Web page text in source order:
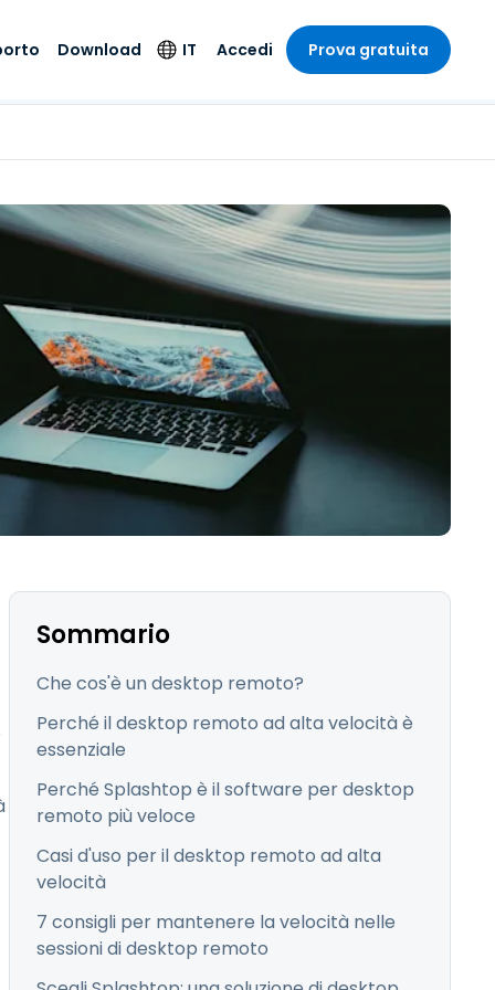
con
Antivirus
Rilevamento degli
endpoint e risposta
Accesso e controllo
Wi-Fi Foxpass
Spazio di lavoro
sicuro Zero Trust
Shield (Anti-scam)
Tutti i prodotti
sanitaria
e
e Design
contabilità
i settori
settori
Download IT
Deutsch
Español
Français
Italiano
Nederlands
Português
简体中文
繁體中文
日本語
ภาษาไทย
Bahasa
Accedi Prova gratuita
Sommario
Che cos'è un desktop remoto?
Perché il desktop remoto ad alta velocità è
essenziale
Perché Splashtop è il software per desktop
remoto più veloce
Casi d'uso per il desktop remoto ad alta
velocità
7 consigli per mantenere la velocità nelle
sessioni di desktop remoto